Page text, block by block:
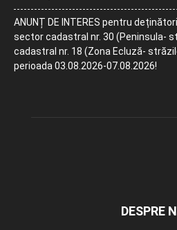
ANUNȚ DE INTERES pentru
sector cadastral nr. 30 (Peninsula-
cadastral nr. 18 (Zona Ecluză-
perioada 03.08.2026-07.08.2026!
DESPRE